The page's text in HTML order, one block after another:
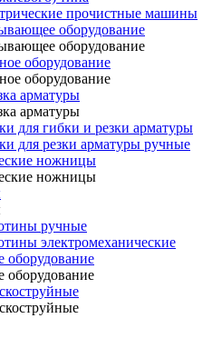
прочистные машины
оборудование
оборудование
оборудование
оборудование
арматуры
арматуры
для гибки и резки арматуры
для резки арматуры ручные
ножницы
ножницы
ручные
электромеханические
оборудование
оборудование